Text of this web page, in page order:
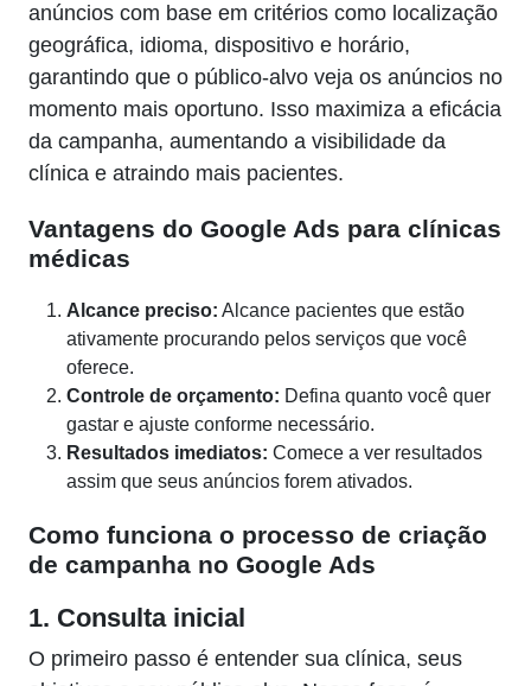
anúncios com base em critérios como localização
geográfica, idioma, dispositivo e horário,
garantindo que o público-alvo veja os anúncios no
momento mais oportuno. Isso maximiza a eficácia
da campanha, aumentando a visibilidade da
clínica e atraindo mais pacientes.
Vantagens do Google Ads para clínicas
médicas
Alcance preciso: Alcance pacientes que estão
ativamente procurando pelos serviços que você
oferece.
Controle de orçamento: Defina quanto você quer
gastar e ajuste conforme necessário.
Resultados imediatos: Comece a ver resultados
assim que seus anúncios forem ativados.
Como funciona o processo de criação
de campanha no Google Ads
1. Consulta inicial
O primeiro passo é entender sua clínica, seus